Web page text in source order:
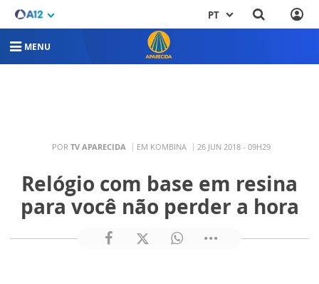
PT
MENU
POR TV APARECIDA EM KOMBINA 26 JUN 2018 - 09H29
Relógio com base em resina
para você não perder a hora